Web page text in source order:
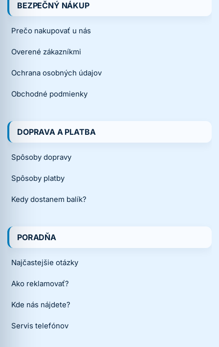
BEZPEČNÝ NÁKUP
Prečo nakupovať u nás
Overené zákazníkmi
Ochrana osobných údajov
Obchodné podmienky
DOPRAVA A PLATBA
Spôsoby dopravy
Spôsoby platby
Kedy dostanem balík?
PORADŇA
Najčastejšie otázky
Ako reklamovať?
Kde nás nájdete?
Servis telefónov